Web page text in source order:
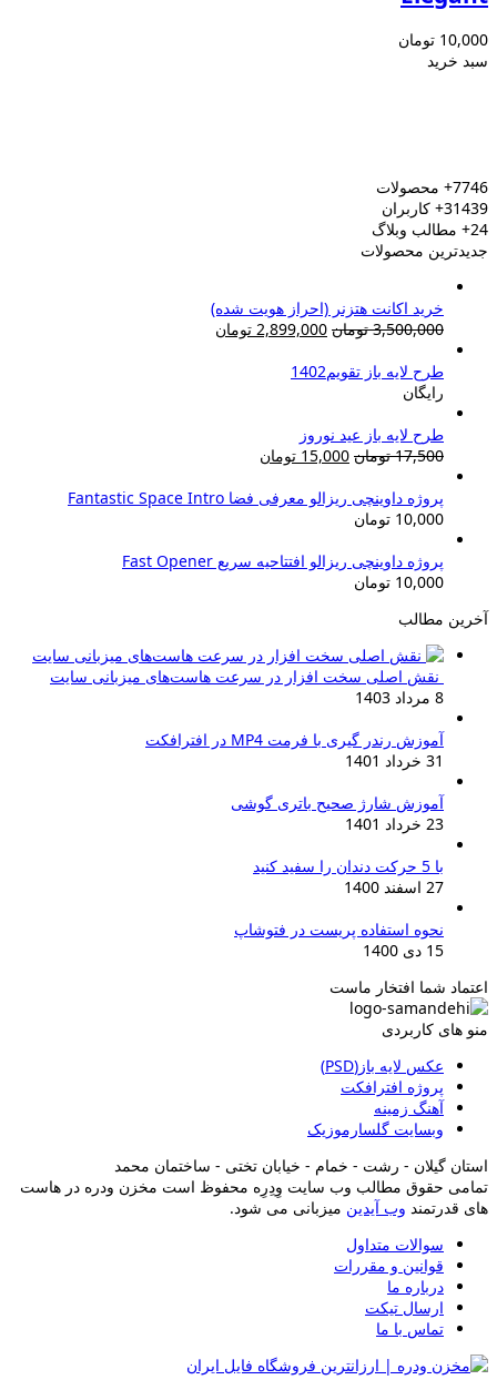
10,000 تومان
سبد خرید
7746+
محصولات
31439+
کاربران
24+
مطالب وبلاگ
جدیدترین محصولات
خرید اکانت هتزنر (احراز هویت شده)
3,500,000 تومان قیمت
2,899,000 تومان
طرح لایه باز تقویم1402
رایگان
طرح لایه باز عید نوروز
17,500 تومان قیمت
17,500 تومان
15,000 تومان
15,000 تومان.
پروژه داوینچی ریزالو معرفی فضا Fantastic Space Intro
10,000 تومان
پروژه داوینچی ریزالو افتتاحیه سریع Fast Opener
10,000 تومان
آخرین مطالب
نقش اصلی سخت افزار در سرعت هاست‌های میزبانی سایت
8 مرداد 1403
آموزش رندر گیری با فرمت MP4 در افترافکت
31 خرداد 1401
آموزش شارژ صحیح باتری گوشی
23 خرداد 1401
با 5 حرکت دندان را سفید کنید
27 اسفند 1400
نحوه استفاده پریست در فتوشاپ
15 دی 1400
اعتماد شما افتخار ماست
منو های کاربردی
عکس لایه باز(PSD)
پروژه افترافکت
آهنگ زمینه
وبسایت گلسارموزیک
استان گیلان - رشت - خمام - خیابان تختی - ساختمان محمد
تمامی حقوق مطالب وب سایت وِدِرِه محفوظ است مخزن ودره در هاست
های قدرتمند وب آیدین میزبانی می شود.
سوالات متداول
قوانین و مقررات
درباره ما
ارسال تیکت
تماس با ما